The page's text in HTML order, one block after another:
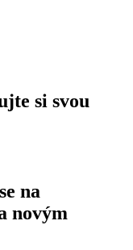
si svou
na
novým